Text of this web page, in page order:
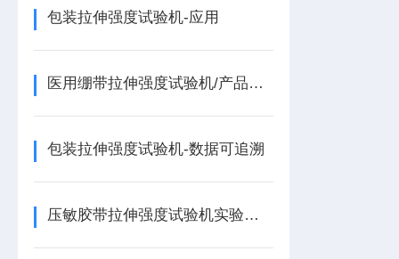
包装拉伸强度试验机-应用
医用绷带拉伸强度试验机/产品介绍
包装拉伸强度试验机-数据可追溯
压敏胶带拉伸强度试验机实验方法浅析